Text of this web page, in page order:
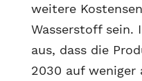
weitere
Wasserstoff sein.
aus, dass die
2030 auf